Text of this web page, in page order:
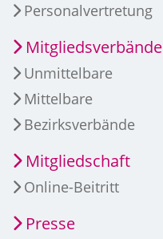
Personalvertretung
Mitgliedsverbände
Unmittelbare
Mittelbare
Bezirksverbände
Mitgliedschaft
Online-Beitritt
Presse